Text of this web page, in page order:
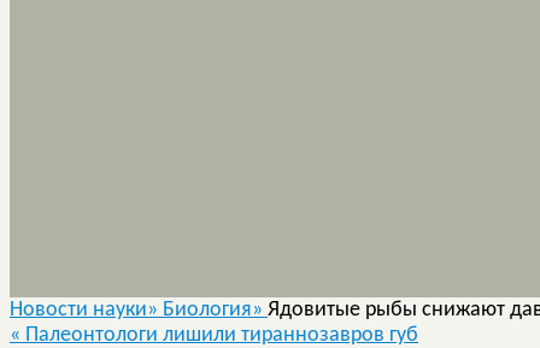
Новости науки» Биология» Ядовитые рыбы снижают
« Палеонтологи лишили тираннозавров губ